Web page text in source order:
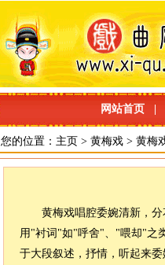
网站首页
您的位置： 主页 > 黄梅戏 > 黄梅
黄梅戏唱腔委婉清新，
用"衬词"如"呼舍"、"喂却"之
于大段叙述，抒情，听起来